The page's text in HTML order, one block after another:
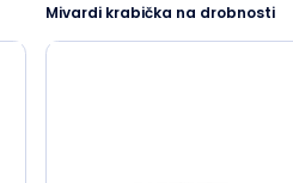
Mivardi krabička na drobnosti